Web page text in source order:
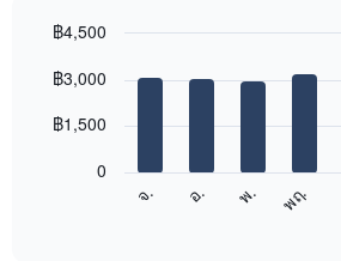
แต่ละ
แผนภูมิ
แกน
chart
bars.
แผนภูมิ
graphic.
จ. อ. พ. พฤ.
0
฿1,500
฿3,000
฿4,500